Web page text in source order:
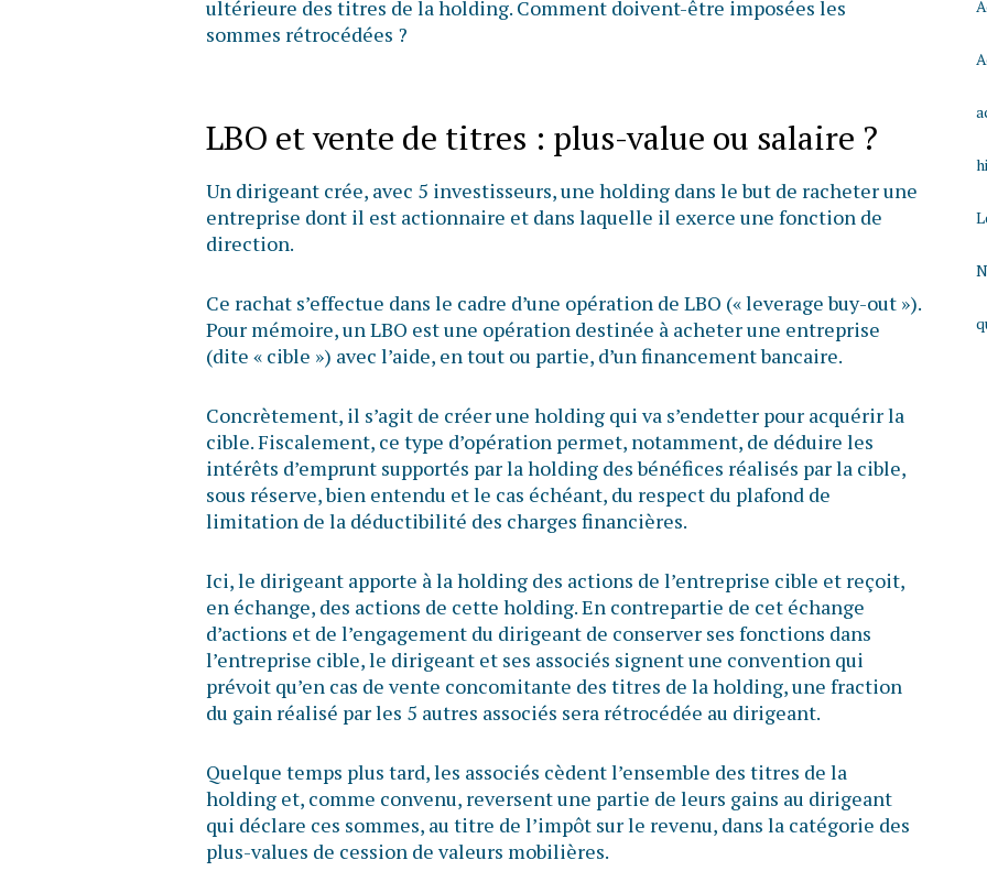
ultérieure des titres de la holding. Comment doivent-être imposées les
sommes rétrocédées ?
LBO et vente de titres : plus-value ou salaire ?
Un dirigeant crée, avec 5 investisseurs, une holding dans le but de racheter une
entreprise dont il est actionnaire et dans laquelle il exerce une fonction de
direction.
Ce rachat s’effectue dans le cadre d’une opération de LBO (« leverage buy-out »).
Pour mémoire, un LBO est une opération destinée à acheter une entreprise
(dite « cible ») avec l’aide, en tout ou partie, d’un financement bancaire.
Concrètement, il s’agit de créer une holding qui va s’endetter pour acquérir la
cible. Fiscalement, ce type d’opération permet, notamment, de déduire les
intérêts d’emprunt supportés par la holding des bénéfices réalisés par la cible,
sous réserve, bien entendu et le cas échéant, du respect du plafond de
limitation de la déductibilité des charges financières.
Ici, le dirigeant apporte à la holding des actions de l’entreprise cible et reçoit,
en échange, des actions de cette holding. En contrepartie de cet échange
d’actions et de l’engagement du dirigeant de conserver ses fonctions dans
l’entreprise cible, le dirigeant et ses associés signent une convention qui
prévoit qu’en cas de vente concomitante des titres de la holding, une fraction
du gain réalisé par les 5 autres associés sera rétrocédée au dirigeant.
Quelque temps plus tard, les associés cèdent l’ensemble des titres de la
holding et, comme convenu, reversent une partie de leurs gains au dirigeant
qui déclare ces sommes, au titre de l’impôt sur le revenu, dans la catégorie des
plus-values de cession de valeurs mobilières.